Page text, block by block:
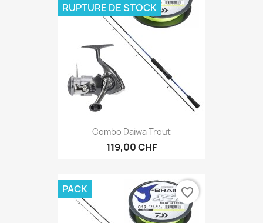
Combo Daiwa Trout
119,00 CHF
RUPTURE DE STOCK
PACK favorite_border